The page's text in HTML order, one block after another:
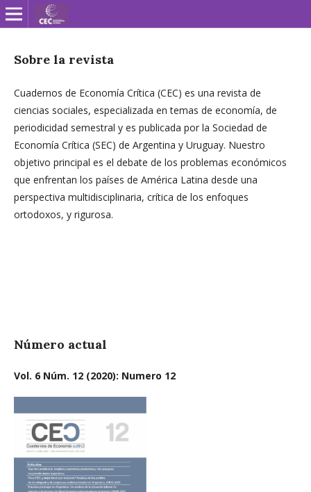
Sobre la revista
Cuadernos de Economía Crítica (CEC) es una revista de
ciencias sociales, especializada en temas de economía, de
periodicidad semestral y es publicada por la Sociedad de
Economía Crítica (SEC) de Argentina y Uruguay. Nuestro
objetivo principal es el debate de los problemas económicos
que enfrentan los países de América Latina desde una
perspectiva multidisciplinaria, crítica de los enfoques
ortodoxos, y rigurosa.
Número actual
Vol. 6 Núm. 12 (2020): Numero 12